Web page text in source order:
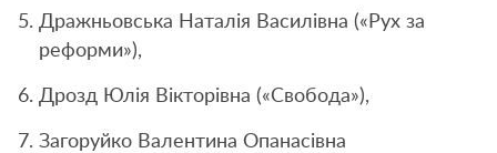
Дражньовська Наталія Василівна («Рух за
реформи»),
Дрозд Юлія Вікторівна («Свобода»),
Загоруйко Валентина Опанасівна